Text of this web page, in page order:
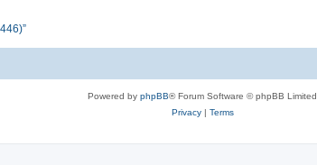
Powered by phpBB® Forum Software © phpBB Limited
Privacy| Terms